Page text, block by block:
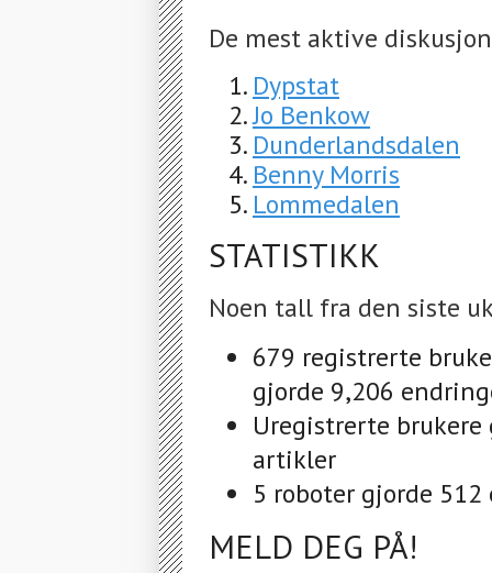
De mest aktive
Dypstat
Jo Benkow
Dunderlandsdalen
Benny Morris
Lommedalen
STATISTIKK
Noen tall fra den siste
679 registrerte
gjorde 9,206
Uregistrerte
artikler
5 roboter gjorde
MELD DEG PÅ!